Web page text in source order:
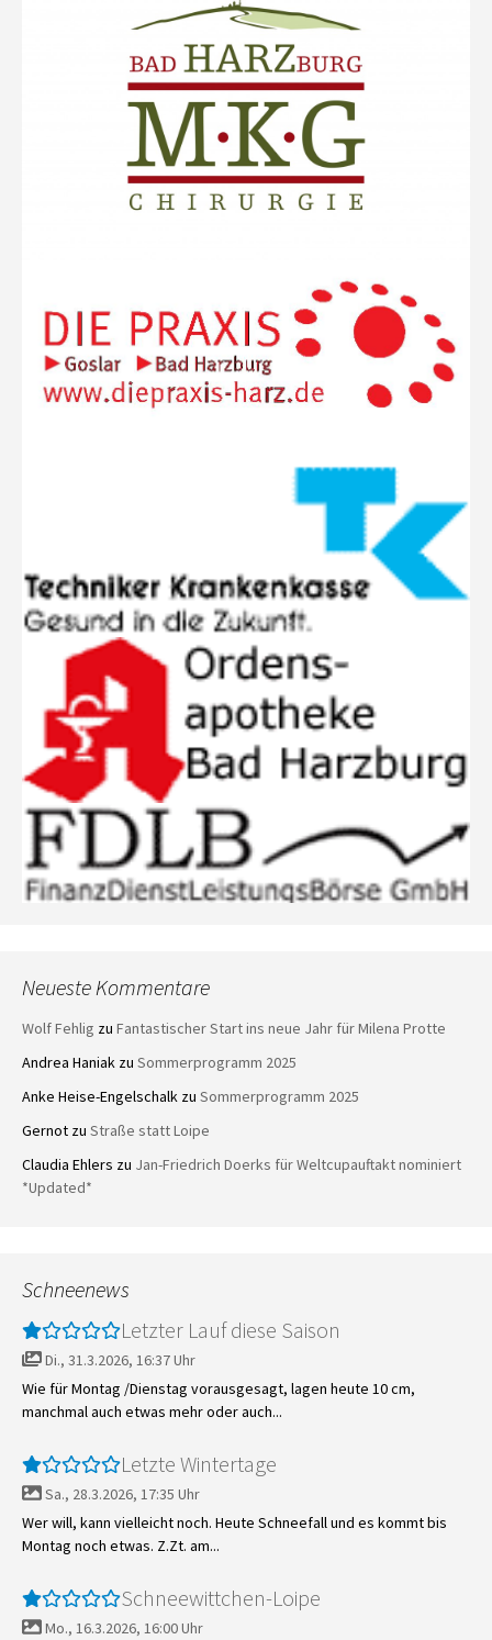
Neueste Kommentare
Wolf Fehlig zu Fantastischer Start ins neue Jahr für Milena Protte
Andrea Haniak zu Sommerprogramm 2025
Anke Heise-Engelschalk zu Sommerprogramm 2025
Gernot zu Straße statt Loipe
Claudia Ehlers zu Jan-Friedrich Doerks für Weltcupauftakt nominiert
*Updated*
Schneenews
Letzter Lauf diese Saison
Di., 31.3.2026, 16:37 Uhr
Wie für Montag /Dienstag vorausgesagt, lagen heute 10 cm,
manchmal auch etwas mehr oder auch...
Letzte Wintertage
Sa., 28.3.2026, 17:35 Uhr
Wer will, kann vielleicht noch. Heute Schneefall und es kommt bis
Montag noch etwas. Z.Zt. am...
Schneewittchen-Loipe
Mo., 16.3.2026, 16:00 Uhr